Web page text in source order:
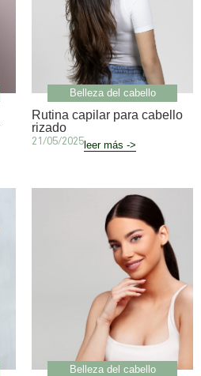
Belleza del cabello
Rutina capilar para cabello
rizado
21/05/2025 leer más ->
Belleza del cabello